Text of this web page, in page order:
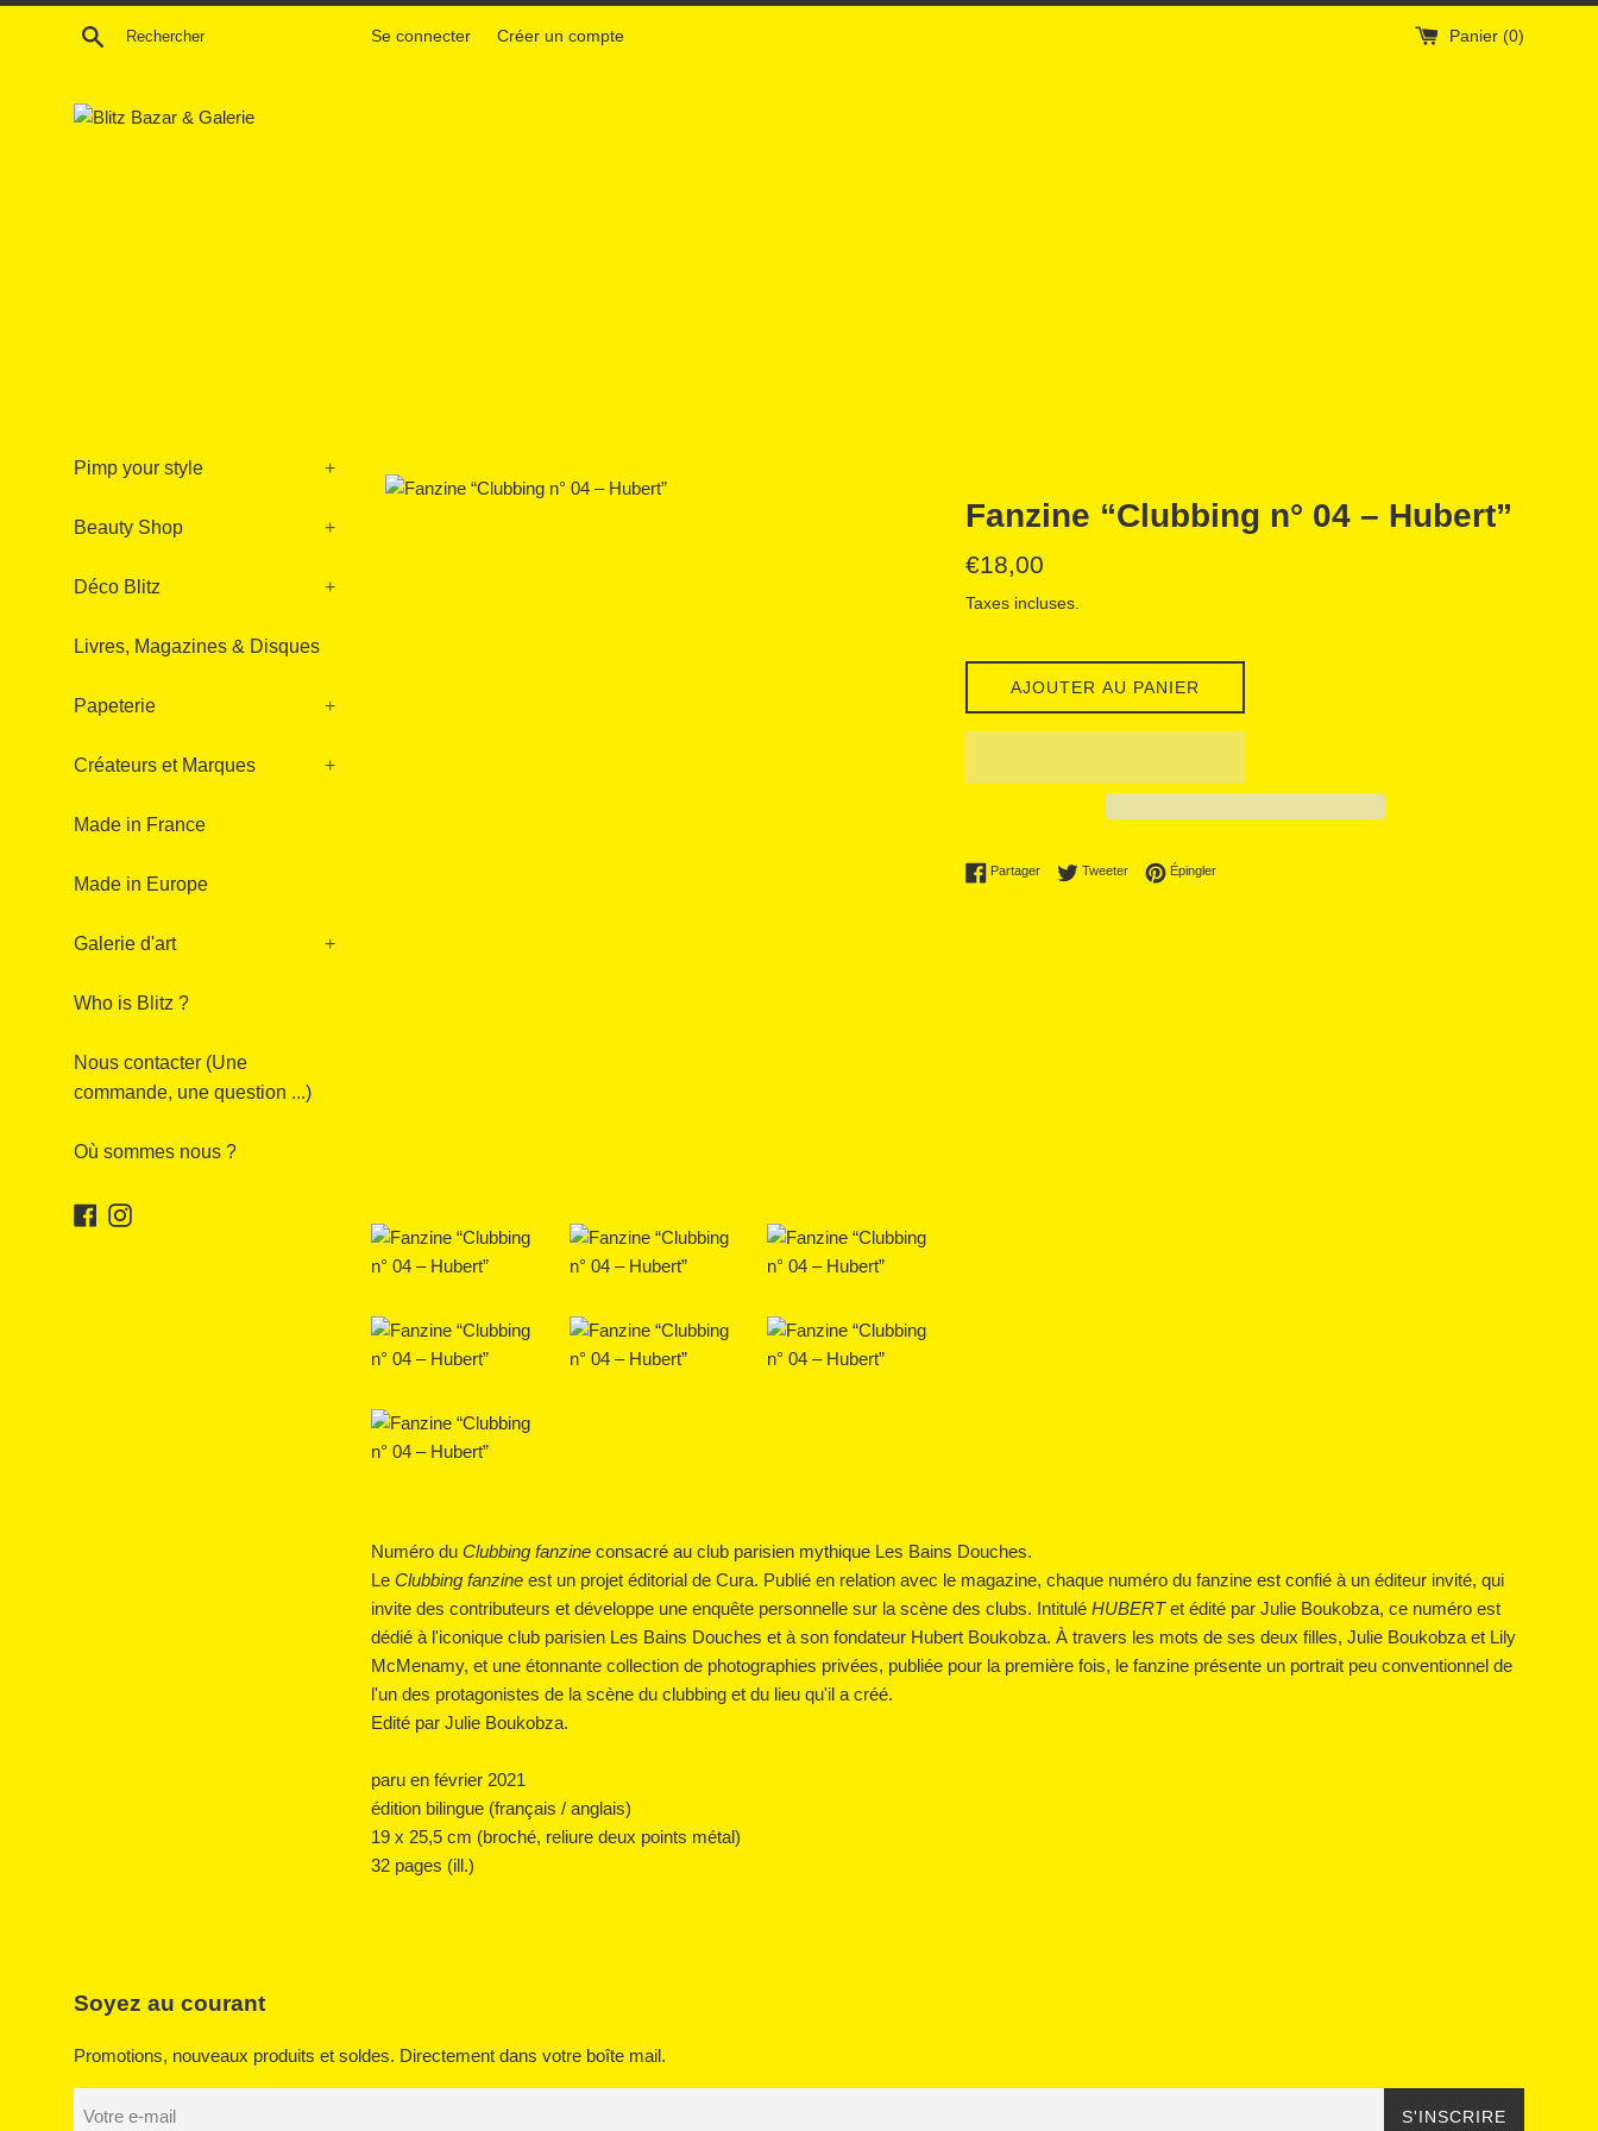
Passer
Recherche Se connecter Créer un compte Panier (0)
Pimp your style +
Beauty Shop +
Déco Blitz +
Livres, Magazines & Disques
Papeterie +
Créateurs et Marques +
Made in France
Made in Europe
Galerie d'art +
Who is Blitz ?
Nous contacter (Une
commande, une question ...)
Où sommes nous ?
Facebook
Instagram
Fanzine “Clubbing n° 04 – Hubert”
Prix
€18,00
Taxes incluses.
AJOUTER AU PANIER
PartagerPartager sur Facebook
TweeterTweeter sur Twitter
ÉpinglerÉpingler sur Pinterest
Numéro du Clubbing fanzine consacré au club parisien mythique Les Bains Douches.
Le Clubbing fanzine est un projet éditorial de Cura. Publié en relation avec le magazine, chaque numéro du fanzine est confié à un éditeur invité, qui
invite des contributeurs et développe une enquête personnelle sur la scène des clubs. Intitulé HUBERTet édité par Julie Boukobza, ce numéro est
dédié à l'iconique club parisien Les Bains Douches et à son fondateur Hubert Boukobza. À travers les mots de ses deux filles, Julie Boukobza et Lily
McMenamy, et une étonnante collection de photographies privées, publiée pour la première fois, le fanzine présente un portrait peu conventionnel de
l'un des protagonistes de la scène du clubbing et du lieu qu'il a créé.
Edité par Julie Boukobza.
paru en février 2021
édition bilingue (français / anglais)
19 x 25,5 cm (broché, reliure deux points métal)
32 pages (ill.)
Soyez au courant
Promotions, nouveaux produits et soldes. Directement dans votre boîte mail.
S'INSCRIRE